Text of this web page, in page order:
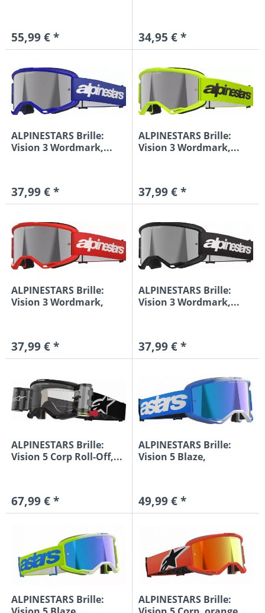
55,99 € * 34,95 € *
ALPINESTARS Brille:
Vision 3 Wordmark,...
37,99 € *
ALPINESTARS Brille:
Vision 3 Wordmark,...
37,99 € *
ALPINESTARS Brille:
Vision 3 Wordmark,
37,99 € *
ALPINESTARS Brille:
Vision 3 Wordmark,...
37,99 € *
ALPINESTARS Brille:
Vision 5 Corp Roll-Off,...
67,99 € *
ALPINESTARS Brille:
Vision 5 Blaze,
49,99 € *
ALPINESTARS Brille:
ALPINESTARS Brille: